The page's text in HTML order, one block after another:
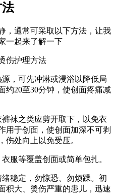
，通常可采取以下方法，让我
一起来了解一下
，可先冲淋或浸浴以降低局
约20至30分钟，使创面疼痛减
袜之类应剪开取下，以免衣
用于创面，使创面加深不可剥
伤处向上以免受压。
服等覆盖创面或简单包扎。
稳定，勿惊恐、勿烦躁。初
积大、烫伤严重的患儿，迅速